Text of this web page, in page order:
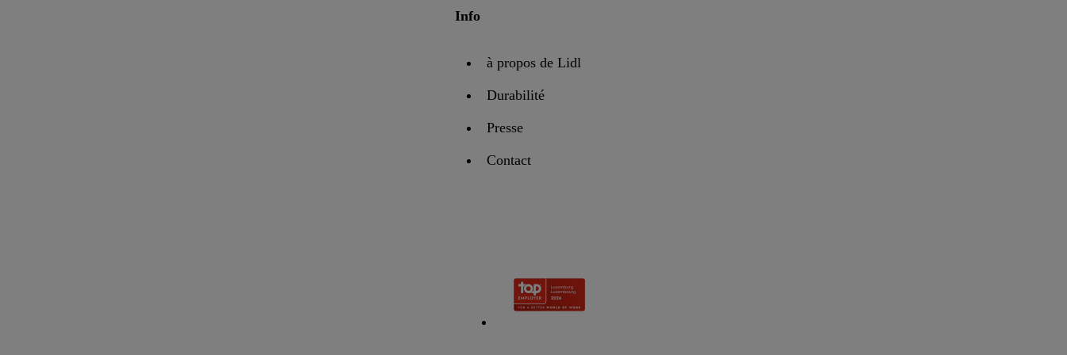
Info
à propos de Lidl
Durabilité
Presse
Contact